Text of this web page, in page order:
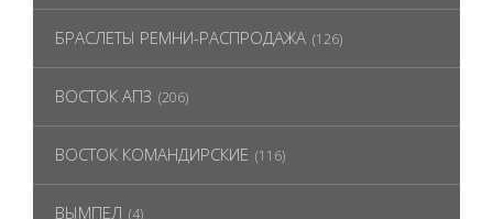
БРАСЛЕТЫ РЕМНИ-РАСПРОДАЖА (126)
ВОСТОК АПЗ (206)
ВОСТОК КОМАНДИРСКИЕ (116)
ВЫМПЕЛ (4)